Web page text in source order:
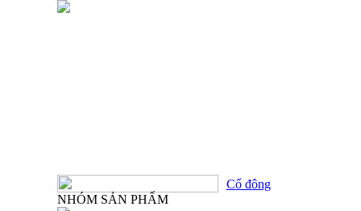
NHÓM SẢN PHẨM
Cổ đông